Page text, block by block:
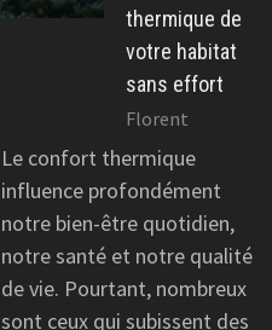
thermique de
votre habitat
sans effort
Florent
Le confort thermique
influence profondément
notre bien-être quotidien,
notre santé et notre qualité
de vie. Pourtant, nombreux
sont ceux qui subissent des